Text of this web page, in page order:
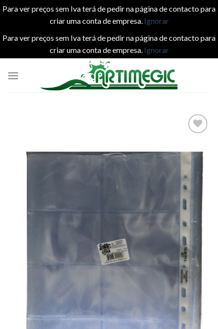
Para ver preços sem Iva terá de pedir na página de contacto para
criar uma conta de empresa. Ignorar
Para ver preços sem Iva terá de pedir na página de contacto para
criar uma conta de empresa. Ignorar
Add to
wishlist